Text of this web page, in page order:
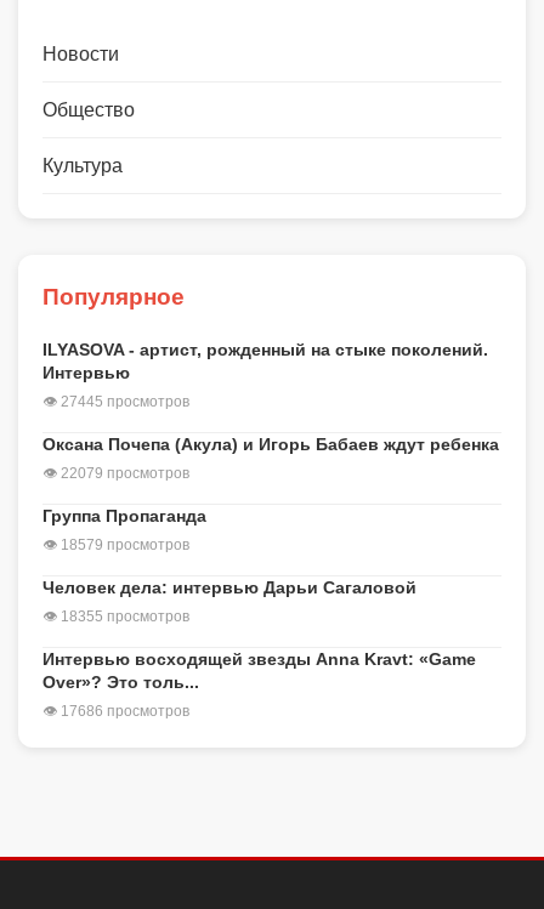
Новости
Общество
Культура
Популярное
ILYASOVA - артист, рожденный на стыке поколений.
Интервью
👁 27445 просмотров
Оксана Почепа (Акула) и Игорь Бабаев ждут ребенка
👁 22079 просмотров
Группа Пропаганда
👁 18579 просмотров
Человек дела: интервью Дарьи Сагаловой
👁 18355 просмотров
Интервью восходящей звезды Anna Kravt: «Game
Over»? Это толь...
👁 17686 просмотров